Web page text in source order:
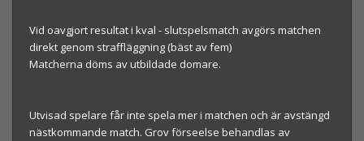
Vid oavgjort resultat i kval - slutspelsmatch avgörs matchen
direkt genom straffläggning (bäst av fem)
Matcherna döms av utbildade domare.
Utvisad spelare får inte spela mer i matchen och är avstängd
nästkommande match. Grov förseelse behandlas av